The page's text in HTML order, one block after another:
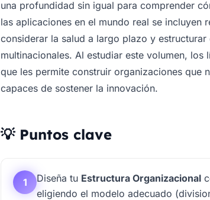
una profundidad sin igual para comprender
las aplicaciones en el mundo real se incluyen
considerar la salud a largo plazo y
multinacionales. Al estudiar este volumen,
que les permite construir organizaciones que
capaces de sostener la innovación.
💡 Puntos clave
1 Diseña tu Estructura Organizacional
eligiendo el modelo adecuado